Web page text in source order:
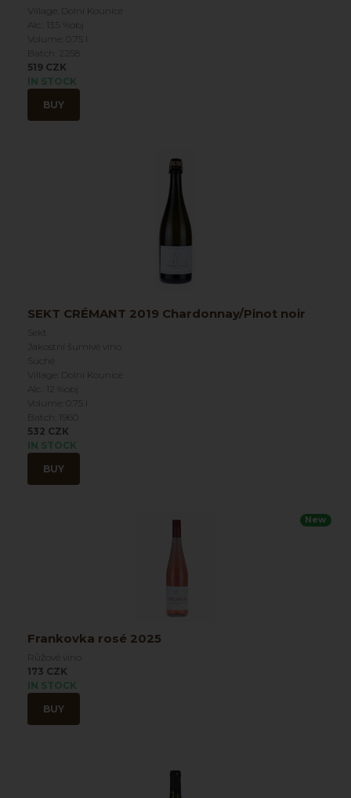
Village: Dolní Kounice
Alc.: 13.5 %obj
Volume: 0.75 l
Batch: 2258
519 CZK
IN STOCK
BUY
SEKT CRÉMANT 2019 Chardonnay/Pinot noir
Sekt
Jakostní šumivé víno
Suché
Village: Dolní Kounice
Alc.: 12 %obj
Volume: 0.75 l
Batch: 1960
532 CZK
IN STOCK
BUY
New
Frankovka rosé 2025
Růžové víno
173 CZK
IN STOCK
BUY